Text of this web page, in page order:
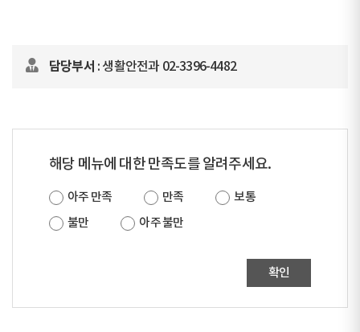
담당부서 : 생활안전과 02-3396-4482
해당 메뉴에 대한 만족도를 알려주세요.
아주 만족 만족
보통
불만
아주 불만
확인